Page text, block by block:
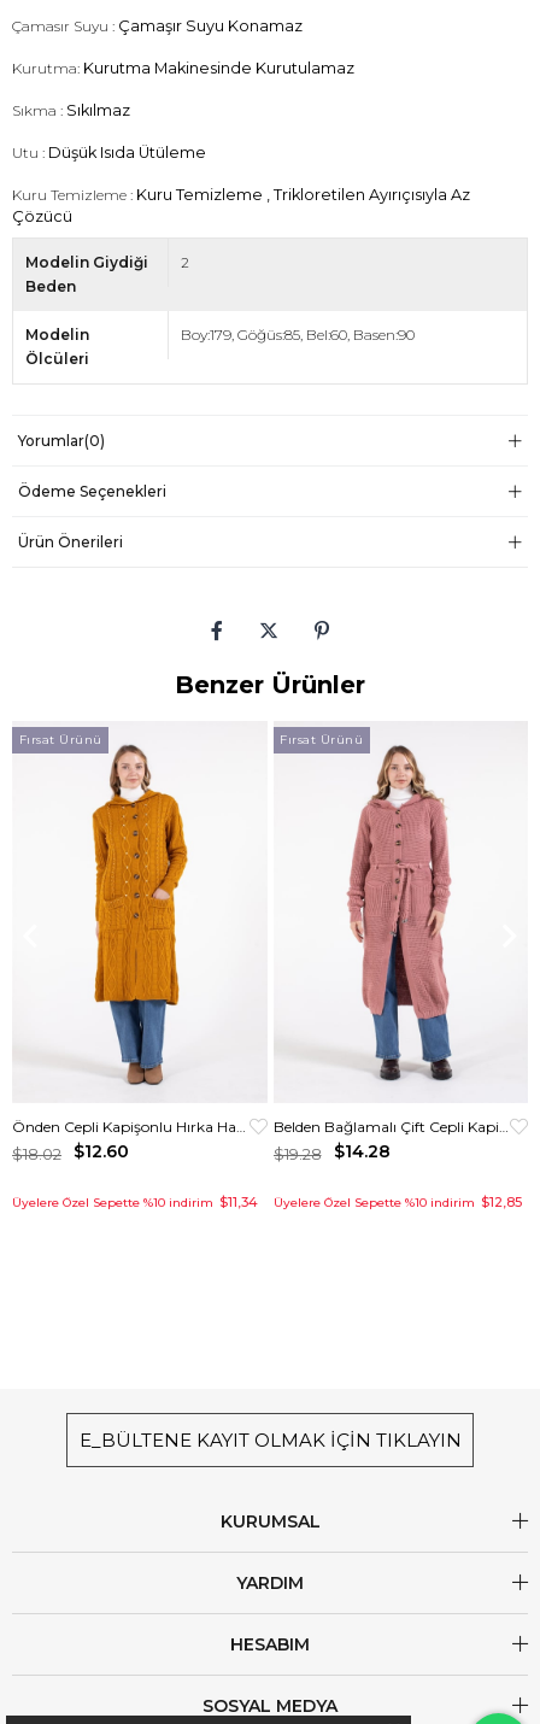
Çamasır Suyu : Çamaşır Suyu Konamaz
Kurutma: Kurutma Makinesinde Kurutulamaz
Sıkma : Sıkılmaz
Utu : Düşük Isıda Ütüleme
Kuru Temizleme : Kuru Temizleme , Trikloretilen Ayırıçısıyla Az
Çözücü
Modelin Giydiği
Beden
2
Modelin
Ölcüleri
Boy:179, Göğüs:85, Bel:60, Basen:90
Yorumlar(0)
Ödeme Seçenekleri
Ürün Önerileri
Benzer Ürünler
Önden Cepli Kapişonlu Hırka Hardal
$12.60
$18.02
Fırsat Ürünü
Üyelere Özel Sepette %10 indirim $11,34
Belden Bağlamalı Çift Cepli Kapişonlu Uzun Hırka Gül Kurusu
$14.28
$19.28
Fırsat Ürünü
Üyelere Özel Sepette %10 indirim $12,85
E_BÜLTENE KAYIT OLMAK İÇİN TIKLAYIN
KURUMSAL
YARDIM
HESABIM
SOSYAL MEDYA